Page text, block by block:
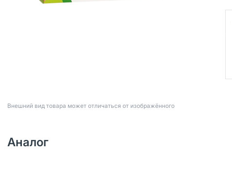
Bнешний вид товара может отличаться от изображённого
Аналог